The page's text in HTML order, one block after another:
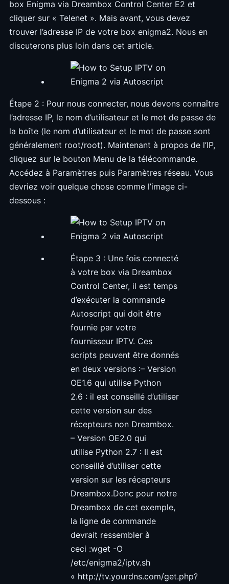
box Enigma via Dreambox Control Center E2 et
cliquer sur « Telenet ». Mais avant, vous devez
trouver l’adresse IP de votre box enigma2. Nous en
discuterons plus loin dans cet article.
Étape 2 : Pour nous connecter, nous devons connaître
l’adresse IP, le nom d’utilisateur et le mot de passe de
la boîte (le nom d’utilisateur et le mot de passe sont
généralement root/root). Maintenant à propos de l’IP,
cliquez sur le bouton Menu de la télécommande.
Accédez à Paramètres puis Paramètres réseau. Vous
devriez voir quelque chose comme l’image ci-
dessous :
Étape 3 : Une fois connecté
à votre box via Dreambox
Control Center, il est temps
d’exécuter la commande
Autoscript qui doit être
fournie par votre
fournisseur IPTV. Ces
scripts peuvent être donnés
en deux versions :– Version
OE1.6 qui utilise Python
2.6 : il est conseillé d’utiliser
cette version sur des
récepteurs non Dreambox.
– Version OE2.0 qui
utilise Python 2.7 : Il est
conseillé d’utiliser cette
version sur les récepteurs
Dreambox.Donc pour notre
Dreambox de cet exemple,
la ligne de commande
devrait ressembler à
ceci :wget -O
/etc/enigma2/iptv.sh
« http://tv.yourdns.com/get.php?